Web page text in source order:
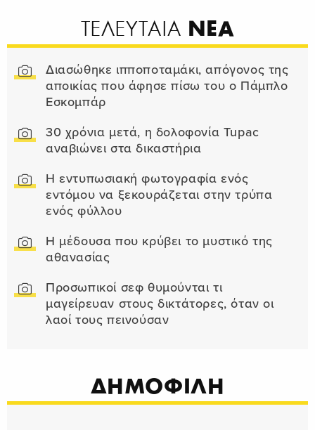
ΤΕΛΕΥΤΑΙΑ ΝΕΑ
Διασώθηκε ιπποποταμάκι, απόγονος της
αποικίας που άφησε πίσω του ο Πάμπλο
Εσκομπάρ
30 χρόνια μετά, η δολοφονία Tupac
αναβιώνει στα δικαστήρια
Η εντυπωσιακή φωτογραφία ενός
εντόμου να ξεκουράζεται στην τρύπα
ενός φύλλου
Η μέδουσα που κρύβει το μυστικό της
αθανασίας
Προσωπικοί σεφ θυμούνται τι
μαγείρευαν στους δικτάτορες, όταν οι
λαοί τους πεινούσαν
ΔΗΜΟΦΙΛΗ